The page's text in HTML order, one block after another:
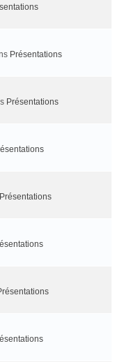
Présentations
Présentations
Présentations